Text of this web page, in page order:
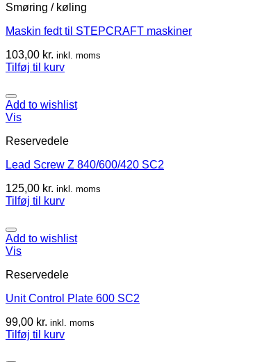
Smøring / køling
Maskin fedt til STEPCRAFT maskiner
103,00 kr. inkl. moms
Tilføj til kurv
Add to wishlist
Vis
Reservedele
Lead Screw Z 840/600/420 SC2
125,00 kr. inkl. moms
Tilføj til kurv
Add to wishlist
Vis
Reservedele
Unit Control Plate 600 SC2
99,00 kr. inkl. moms
Tilføj til kurv